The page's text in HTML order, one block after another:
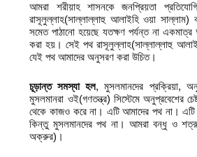
আমরা শরীয়াহ শাসনকে জনপ্রিয়তা
রাসূলুল্লাহ(সাল্লাল্লাহু আলাইহি ওয়া সাল্লাম)
সমেত পাঠানো হয়েছে যতক্ষণ পর্যন্ত না
করা হয়। সেই পথ রাসূলুল্লাহ(সাল্লাল্লাহু
যেই পথ আমাদের অনুসরণ করা উচিত।
চূড়ান্ত সমস্যা হল, মুসলমানদের প্রক্রিয়া,
মুসলমানরা ওই(গণতন্ত্র) সিস্টেমে অনুপ্রবেশের
থেকে কাজও করে না। এটি আমাদের পথ না।
কিন্তু মুসলমানদের পথ না। আমরা বন্ধু ও
অক্রুর)।